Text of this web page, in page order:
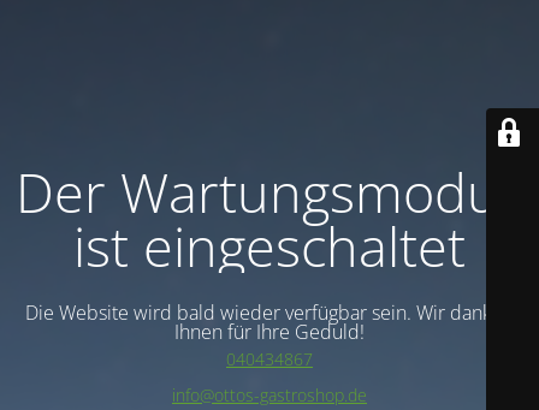
Der Wartungsmodus
ist eingeschaltet
Die Website wird bald wieder verfügbar sein. Wir danken
Ihnen für Ihre Geduld!
040434867
info@ottos-gastroshop.de